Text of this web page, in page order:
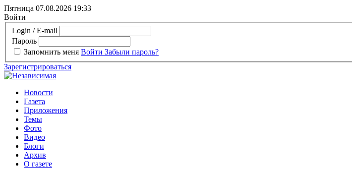
Пятница 07.08.2026 19:33
Войти
Login / E-mail
Пароль
Запомнить меня Войти Забыли пароль?
Зарегистрироваться
Новости
Газета
Приложения
Темы
Фото
Видео
Блоги
Архив
О газете